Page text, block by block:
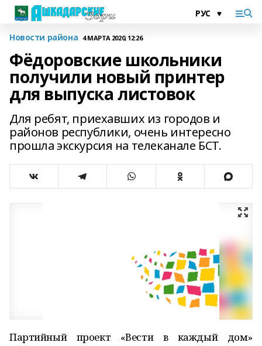
Новости района 4 МАРТА 2020, 12:26
Фёдоровские школьники
получили новый принтер
для выпуска листовок
Для ребят, приехавших из городов и
районов республики, очень интересно
прошла экскурсия на телеканале БСТ.
Партийный проект «Вести в каждый дом»